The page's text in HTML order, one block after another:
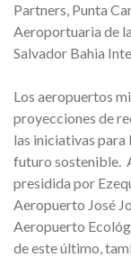
Partners, Punta
Aeroportuaria de
Salvador Bahia
Los aeropuertos
proyecciones de
las iniciativas para
futuro sostenible.
presidida por
Aeropuerto José
Aeropuerto
de este último,